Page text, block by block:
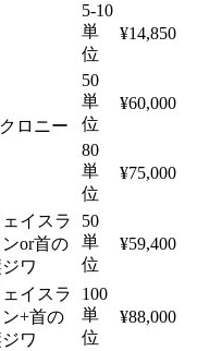
5-10
単
位
¥14,850
ロニー
50
単
位
¥60,000
80
単
位
¥75,000
イスラ
or首の
ワ
50
単
位
¥59,400
イスラ
+首の
ワ
100
単
位
¥88,000